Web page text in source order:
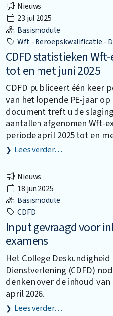
Nieuws
23 jul 2025
Basismodule
Wft - Beroepskwalificatie -
CDFD statistieken
tot en met juni 2025
CDFD publiceert één keer
van het lopende PE-jaar
document treft u de
aantallen afgenomen Wft-
periode april 2025 tot en
Lees verder…
Nieuws
18 jun 2025
Basismodule
CDFD
Input gevraagd voor
examens
Het College Deskundigheid
Dienstverlening (CDFD)
denken over de inhoud van
april 2026.
Lees verder…